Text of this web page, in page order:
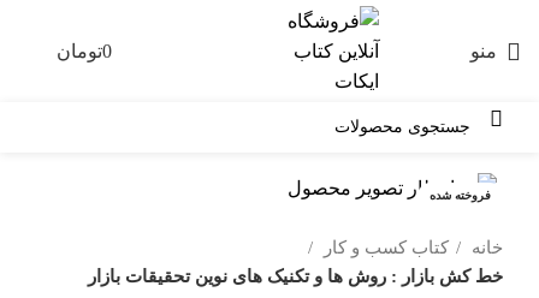
منو 0تومان
فروخته شده
خانه
کتاب کسب و کار
خط کش بازار : روش ها و تکنیک های نوین تحقیقات بازار